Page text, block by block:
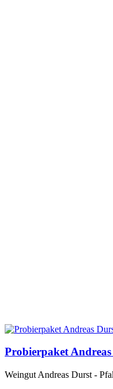
Probierpaket
Weingut Andreas Durst -